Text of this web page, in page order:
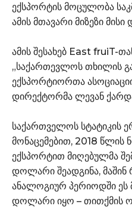
ექსპორტის მოცულობა
ამის მთავარი მიზეზი
ამის შესახებ East fruiT-
„საქართევლოს თხილის
ექსპორტიორთა
დირექტორმა ლევან
საქართველოს სტატიკის
მონაცემებით, 2018 წლის
ექსპორტით მიღებულმა
დოლარი შეადგინა, მაშინ
ანალოგიურ პერიოდში ეს
დოლარი იყო – თითქმის